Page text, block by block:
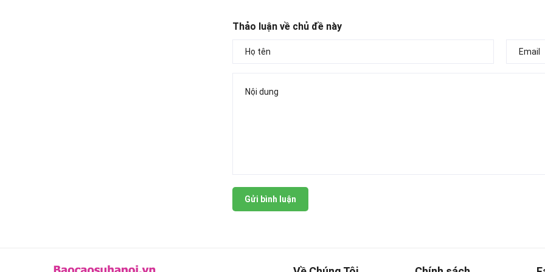
Thảo luận về chủ đề này
Gửi bình luận